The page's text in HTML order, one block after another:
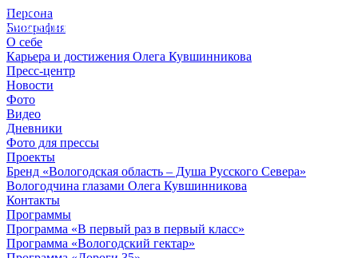
Персона
Биография
О себе
Карьера и достижения Олега Кувшинникова
Пресс-центр
Новости
Фото
Видео
Дневники
Фото для прессы
Проекты
Бренд «Вологодская область – Душа Русского Севера»
Вологодчина глазами Олега Кувшинникова
Контакты
Программы
Программа «В первый раз в первый класс»
Программа «Вологодский гектар»
© 2012 - 2023,
КУВШИННИКОВ О.А.